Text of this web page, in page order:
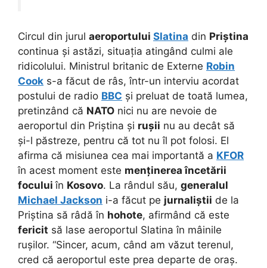
Circul din jurul aeroportului Slatina din Priștina
continua și astăzi, situația atingând culmi ale
ridicolului. Ministrul britanic de Externe Robin
Cook s-a făcut de râs, într-un interviu acordat
postului de radio BBC și preluat de toată lumea,
pretinzând că NATO nici nu are nevoie de
aeroportul din Priștina și rușii nu au decât să
și-l păstreze, pentru că tot nu îl pot folosi. El
afirma că misiunea cea mai importantă a KFOR
în acest moment este menținerea încetării
foculuiîn Kosovo. La rândul său, generalul
Michael Jackson i-a făcut pe jurnaliștii de la
Priștina să râdă în hohote, afirmând că este
fericit să lase aeroportul Slatina în mâinile
rușilor. “Sincer, acum, când am văzut terenul,
cred că aeroportul este prea departe de oraș.